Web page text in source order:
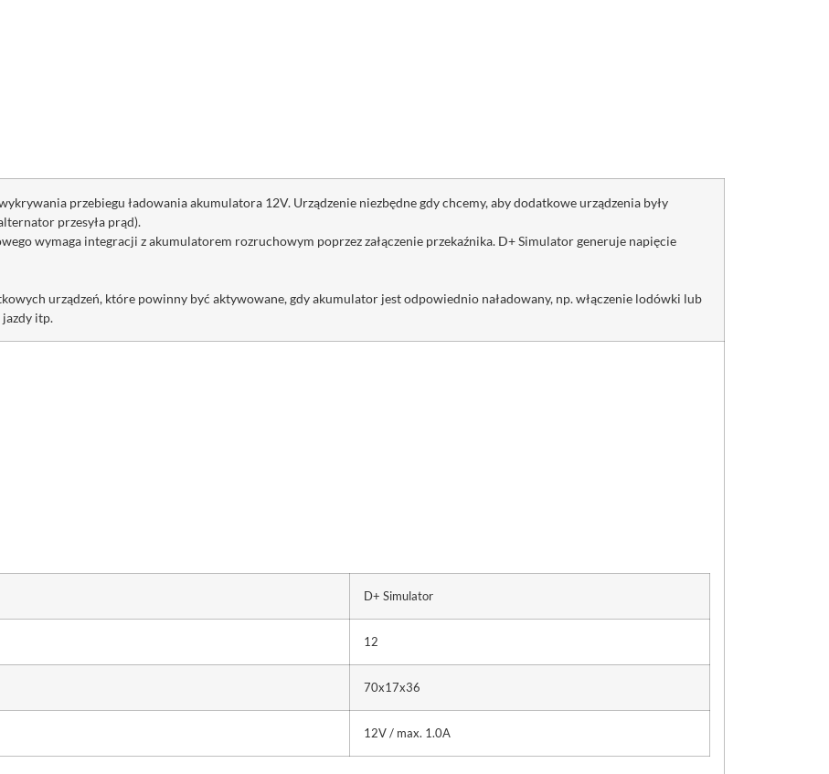
przebiegu ładowania akumulatora 12V. Urządzenie niezbędne gdy chcemy, aby dodatkowe urządzenia były
przesyła prąd).
wymaga integracji z akumulatorem rozruchowym poprzez załączenie przekaźnika. D+ Simulator generuje napięcie
urządzeń, które powinny być aktywowane, gdy akumulator jest odpowiednio naładowany, np. włączenie lodówki lub
itp.
D+ Simulator
12
70x17x36
12V / max. 1.0A